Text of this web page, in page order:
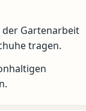
der Gartenarbeit
tragen.